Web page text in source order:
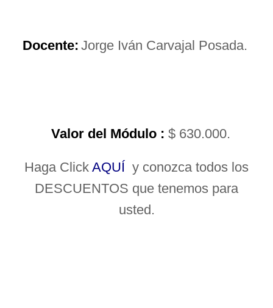
Docente: Jorge Iván Carvajal Posada.
Valor del Módulo : $ 630.000.
Haga Click AQUÍ y conozca todos los
DESCUENTOS que tenemos para
usted.